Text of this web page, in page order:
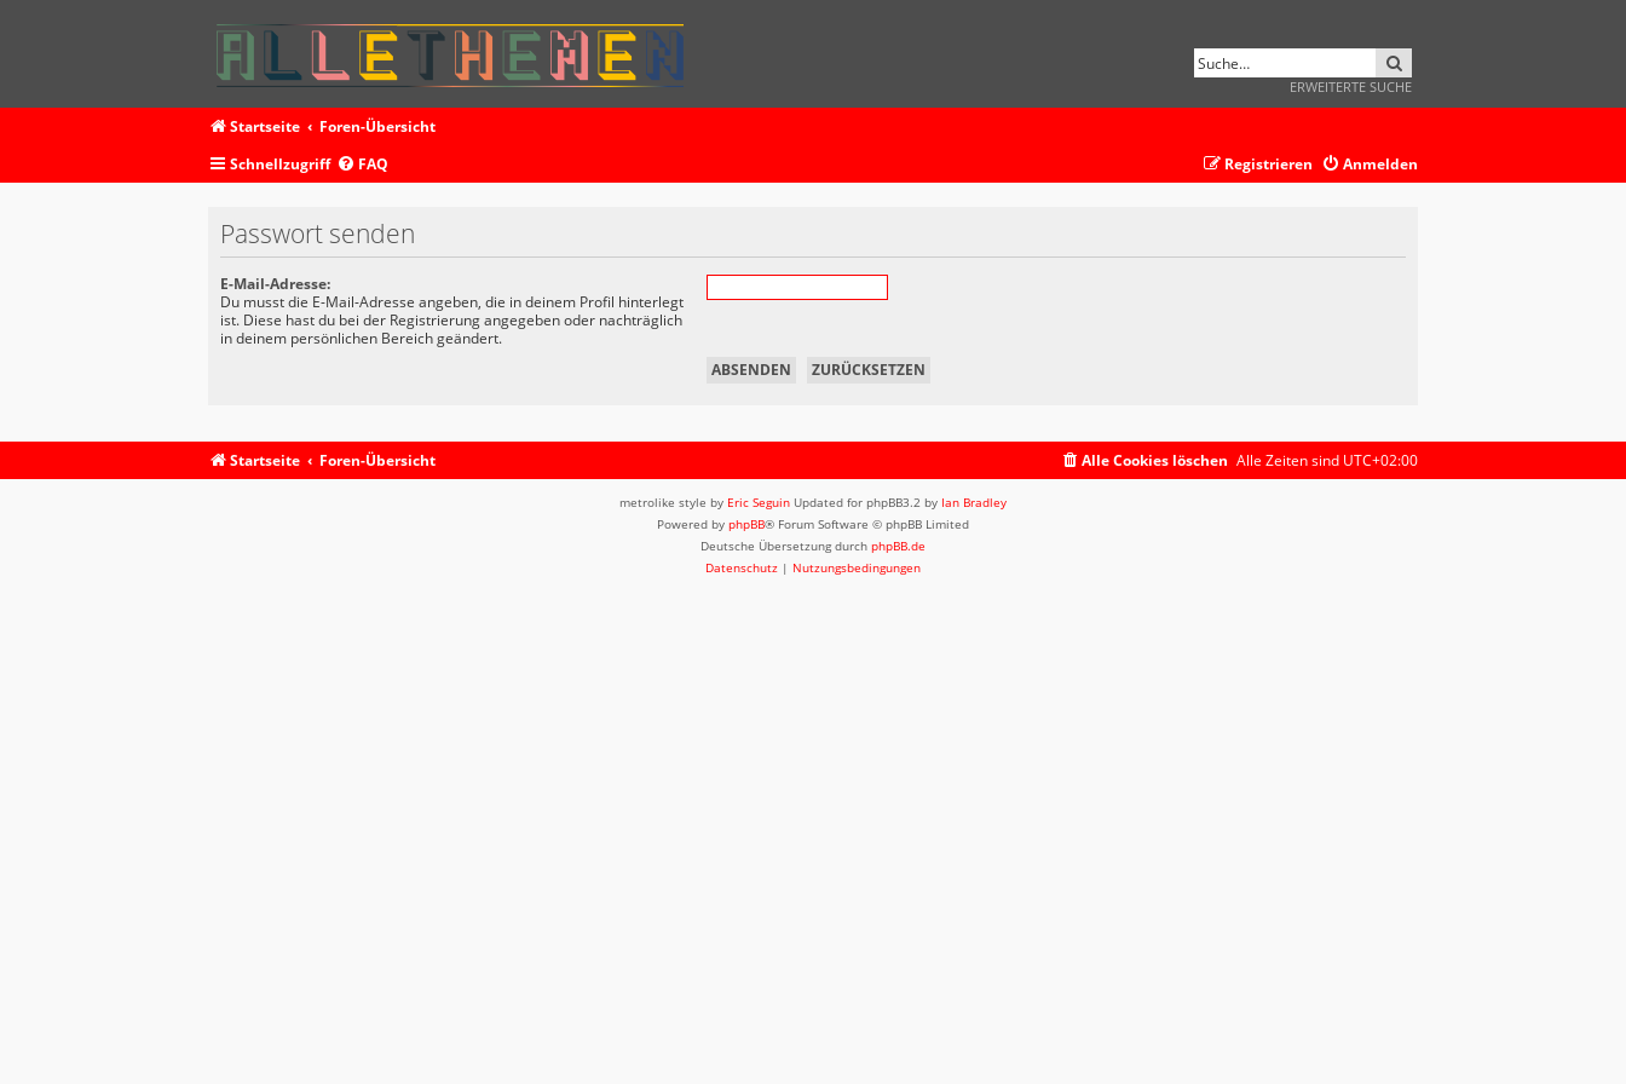
ERWEITERTE SUCHE
Startseite
Foren-Übersicht
Schnellzugriff
FAQ Anmelden
Registrieren
Passwort senden
E-Mail-Adresse:
Du musst die E-Mail-Adresse angeben, die in deinem Profil hinterlegt
ist. Diese hast du bei der Registrierung angegeben oder nachträglich
in deinem persönlichen Bereich geändert.
Startseite Foren-Übersicht Alle Zeiten sind UTC+02:00
Alle Cookies löschen
metrolike style by Eric Seguin Updated for phpBB3.2 by Ian Bradley
Powered by phpBB® Forum Software © phpBB Limited
Deutsche Übersetzung durch phpBB.de
Datenschutz | Nutzungsbedingungen